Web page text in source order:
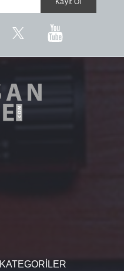
KATEGORİLER